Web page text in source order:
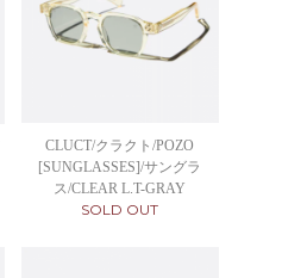
CLUCT/クラクト/POZO
[SUNGLASSES]/サングラ
ス/CLEAR L.T-GRAY
SOLD OUT